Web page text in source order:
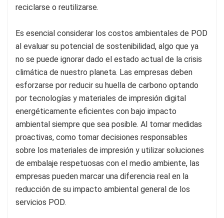
reciclarse o reutilizarse.
Es esencial considerar los costos ambientales de POD
al evaluar su potencial de sostenibilidad, algo que ya
no se puede ignorar dado el estado actual de la crisis
climática de nuestro planeta. Las empresas deben
esforzarse por reducir su huella de carbono optando
por tecnologías y materiales de impresión digital
energéticamente eficientes con bajo impacto
ambiental siempre que sea posible. Al tomar medidas
proactivas, como tomar decisiones responsables
sobre los materiales de impresión y utilizar soluciones
de embalaje respetuosas con el medio ambiente, las
empresas pueden marcar una diferencia real en la
reducción de su impacto ambiental general de los
servicios POD.